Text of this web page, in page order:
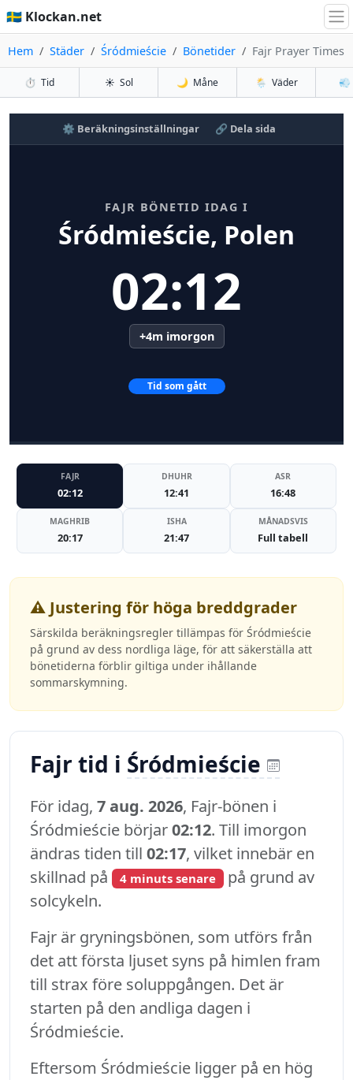
🇸🇪 Klockan.net
Hem Städer Śródmieście Bönetider Fajr Prayer Times
⏱️ Tid ☀️ Sol 🌙 Måne 🌦️ Väder 💨
⚙️ Beräkningsinställningar 🔗 Dela sida
FAJR BÖNETID IDAG I
Śródmieście, Polen
02:12
+4m imorgon
Tid som gått
FAJR
02:12
DHUHR
12:41
ASR
16:48
MAGHRIB
20:17
ISHA
21:47
MÅNADSVIS
Full tabell
⚠️ Justering för höga breddgrader
Särskilda beräkningsregler tillämpas för Śródmieście
på grund av dess nordliga läge, för att säkerställa att
bönetiderna förblir giltiga under ihållande
sommarskymning.
Fajr tid i Śródmieście
För idag, 7 aug. 2026, Fajr-bönen i
Śródmieście börjar02:12. Till imorgon
ändras tiden till 02:17, vilket innebär en
skillnad på
4 minuts senare på grund av
solcykeln.
Fajr är gryningsbönen, som utförs från
det att första ljuset syns på himlen fram
till strax före soluppgången. Det är
starten på den andliga dagen i
Śródmieście.
Eftersom Śródmieście ligger på en hög